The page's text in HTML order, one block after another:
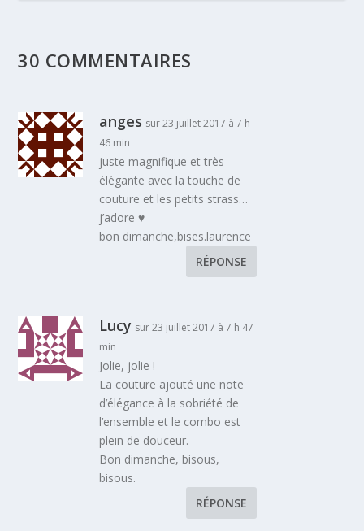
30 COMMENTAIRES
anges sur 23 juillet 2017 à 7 h
46 min
juste magnifique et très
élégante avec la touche de
couture et les petits strass…
j’adore ♥
bon dimanche,bises.laurence
RÉPONSE
Lucy sur 23 juillet 2017 à 7 h 47
min
Jolie, jolie !
La couture ajouté une note
d’élégance à la sobriété de
l’ensemble et le combo est
plein de douceur.
Bon dimanche, bisous,
bisous.
RÉPONSE